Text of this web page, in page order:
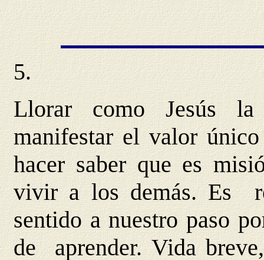
5.
Llorar como Jesús
manifestar el valor
hacer saber que es
vivir a los demás. Es
sentido a nuestro paso
de aprender. Vida